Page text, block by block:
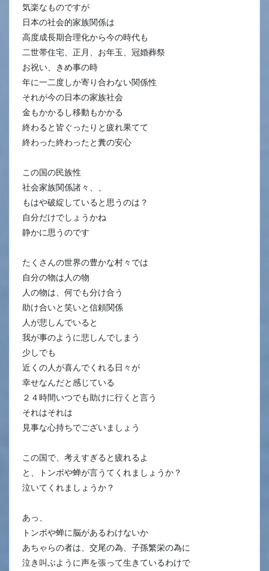
気楽なものですが
日本の社会的家族関係は
高度成長期合理化から今の時代も
二世帯住宅、正月、お年玉、冠婚葬祭
お祝い、きめ事の時
年に一二度しか寄り合わない関係性
それが今の日本の家族社会
金もかかるし移動もかかる
終わると皆ぐったりと疲れ果てて
終わった終わったと糞の安心
この国の民族性
社会家族関係諸々、、
もはや破綻していると思うのは？
自分だけでしょうかね
静かに思うのです
たくさんの世界の豊かな村々では
自分の物は人の物
人の物は、何でも分け合う
助け合いと笑いと信頼関係
人が悲しんでいると
我が事のように悲しんでしまう
少しでも
近くの人が喜んでくれる日々が
幸せなんだと感じている
２４時間いつでも助けに行くと言う
それはそれは
見事な心持ちでございましょう
この国で、考えすぎると疲れるよ
と、トンボや蝉が言うてくれましょうか？
泣いてくれましょうか？
あっ、
トンボや蝉に脳があるわけないか
あちゃらの者は、交尾の為、子孫繁栄の為に
泣き叫ぶように声を張って生きているわけで